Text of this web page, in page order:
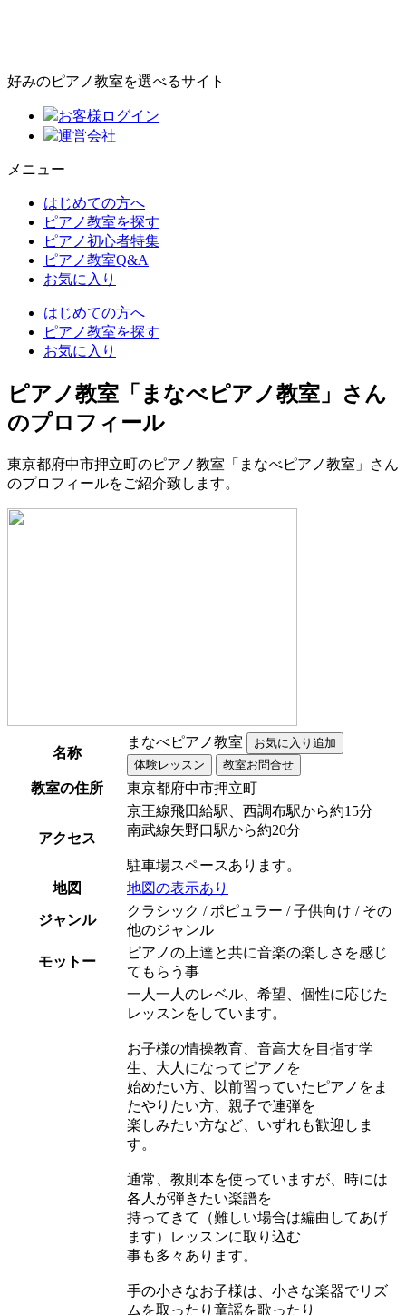
好みのピアノ教室を選べるサイト
お客様ログイン
運営会社
メニュー
はじめての方へ
ピアノ教室を探す
ピアノ初心者特集
ピアノ教室Q&A
お気に入り
はじめての方へ
ピアノ教室を探す
お気に入り
ピアノ教室「まなべピアノ教室」さん
のプロフィール
東京都府中市押立町のピアノ教室「まなべピアノ教室」さん
のプロフィールをご紹介致します。
名称
まなべピアノ教室
教室の住所 東京都府中市押立町
アクセス
京王線飛田給駅、西調布駅から約15分
南武線矢野口駅から約20分
駐車場スペースあります。
地図
地図の表示あり
ジャンル
クラシック / ポピュラー / 子供向け / その
他のジャンル
モットー
ピアノの上達と共に音楽の楽しさを感じ
てもらう事
一人一人のレベル、希望、個性に応じた
レッスンをしています。
お子様の情操教育、音高大を目指す学
生、大人になってピアノを
始めたい方、以前習っていたピアノをま
たやりたい方、親子で連弾を
楽しみたい方など、いずれも歓迎しま
す。
通常、教則本を使っていますが、時には
各人が弾きたい楽譜を
持ってきて（難しい場合は編曲してあげ
ます）レッスンに取り込む
事も多々あります。
手の小さなお子様は、小さな楽器でリズ
ムを取ったり童謡を歌ったり